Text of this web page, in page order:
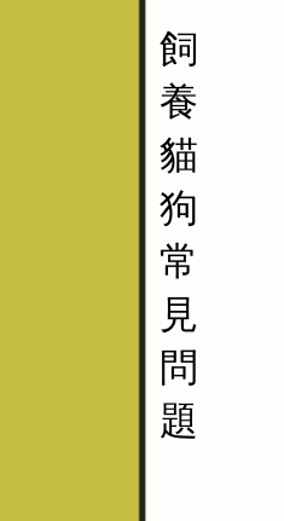
飼
養
貓
狗
常
見
問
題